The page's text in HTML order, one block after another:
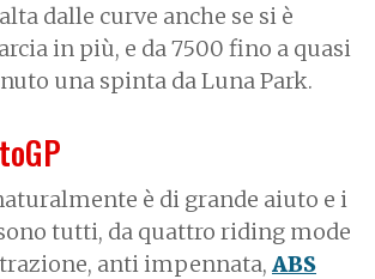
dalle curve anche se si è
in più, e da 7500 fino a quasi
una spinta da Luna Park.
è di grande aiuto e i
tutti, da quattro riding mode
anti impennata, ABS